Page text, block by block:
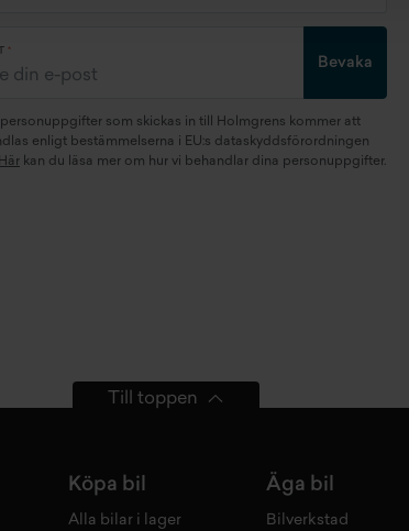
Bevaka
som skickas in till Holmgrens kommer att
enligt bestämmelserna i EU:s dataskyddsförordningen
Här kan du läsa mer om hur vi behandlar dina personuppgifter.
Till toppen
Köpa bil
Alla bilar i lager
Äga bil
Bilverkstad